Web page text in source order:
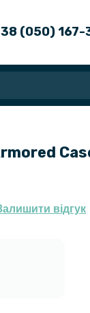
(050)
відгук